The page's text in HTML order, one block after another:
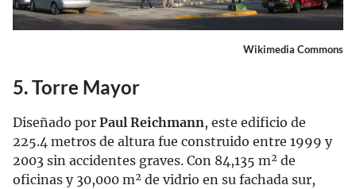
Wikimedia Commons
5. Torre Mayor
Diseñado por Paul Reichmann, este edificio de
225.4 metros de altura fue construido entre 1999 y
2003 sin accidentes graves. Con 84,135 m² de
oficinas y 30,000 m² de vidrio en su fachada sur,